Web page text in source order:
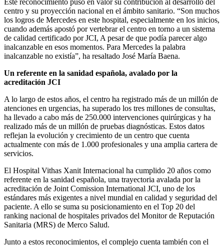
Este reconocimiento puso en valor su contribución al desarrollo del
centro y su proyección nacional en el ámbito sanitario. “Son muchos
los logros de Mercedes en este hospital, especialmente en los inicios,
cuando además apostó por vertebrar el centro en torno a un sistema
de calidad certificado por JCI, A pesar de que podía parecer algo
inalcanzable en esos momentos. Para Mercedes la palabra
inalcanzable no existía”, ha resaltado José María Baena.
Un referente en la sanidad española, avalado por la
acreditación JCI
A lo largo de estos años, el centro ha registrado más de un millón de
atenciones en urgencias, ha superado los tres millones de consultas,
ha llevado a cabo más de 250.000 intervenciones quirúrgicas y ha
realizado más de un millón de pruebas diagnósticas. Estos datos
reflejan la evolución y crecimiento de un centro que cuenta
actualmente con más de 1.000 profesionales y una amplia cartera de
servicios.
El Hospital Vithas Xanit Internacional ha cumplido 20 años como
referente en la sanidad española, una trayectoria avalada por la
acreditación de Joint Comission International JCI, uno de los
estándares más exigentes a nivel mundial en calidad y seguridad del
paciente. A ello se suma su posicionamiento en el Top 20 del
ranking nacional de hospitales privados del Monitor de Reputación
Sanitaria (MRS) de Merco Salud.
Junto a estos reconocimientos, el complejo cuenta también con el